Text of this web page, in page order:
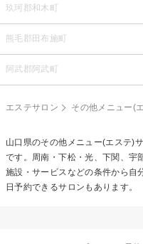
玖珂郡和木町
熊毛郡田布施町
阿武郡阿武町
エステサロン その他メニュー(
山口県のその他メニュー(エステ)
です。周南・下松・光、下関、宇
施設・サービスなどの条件から自
日予約できるサロンもあります。